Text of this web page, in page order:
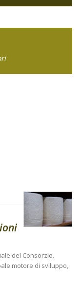
del Consorzio.
motore di sviluppo,